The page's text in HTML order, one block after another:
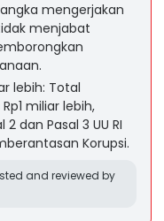
mengerjakan
menjabat
lebih: Total
miliar lebih,
dan Pasal 3 UU RI
Korupsi.
and reviewed by